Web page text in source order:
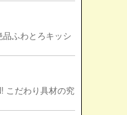
品ふわとろキッシ
こだわり具材の究